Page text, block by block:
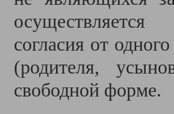
согласия от
(родителя,
свободной форме.